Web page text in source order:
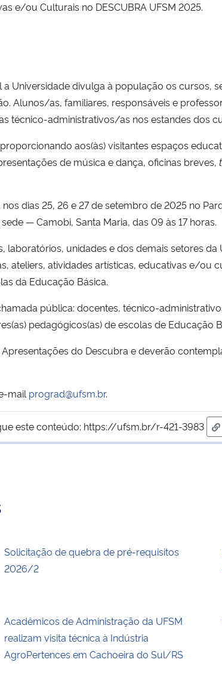
e/ou Culturais no DESCUBRA UFSM 2025.
Universidade divulga à população os cursos,
Alunos/as, familiares, responsáveis e
técnico-administrativos/as nos estandes dos
aos(às) visitantes espaços
de música e dança, oficinas breves,
dias 25, 26 e 27 de setembro de 2025 no
sede — Camobi, Santa Maria, das 09 às 17 horas.
laboratórios, unidades e dos demais setores
ateliers, atividades artísticas, educativas e/ou
da Educação Básica.
pública: docentes, técnico-
pedagógicos(as) de escolas de Educação
do Descubra e deverão
mail prograd@ufsm.br.
este conteúdo: https://ufsm.br/r-421-3983
Solicitação de quebra de pré-requisitos
2026/2
Acadêmicos de Administração da UFSM
realizam visita técnica à Indústria
AgroPertences em Cachoeira do Sul/RS